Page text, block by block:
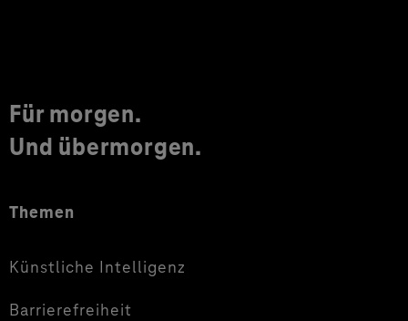
Für morgen.
Und übermorgen.
Themen
Künstliche Intelligenz
Barrierefreiheit